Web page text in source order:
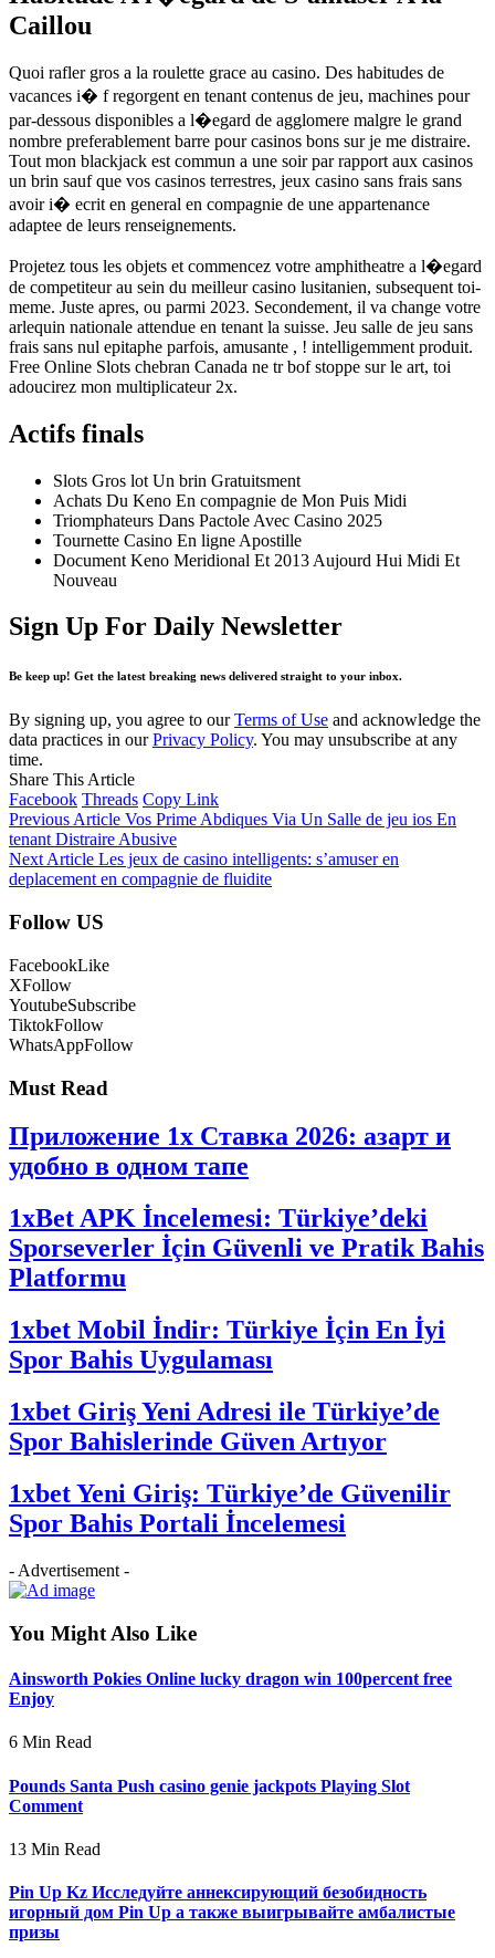
Caillou
Quoi rafler gros a la roulette grace au casino. Des habitudes de
vacances i� f regorgent en tenant contenus de jeu, machines pour
par-dessous disponibles a l�egard de agglomere malgre le grand
nombre preferablement barre pour casinos bons sur je me distraire.
Tout mon blackjack est commun a une soir par rapport aux casinos
un brin sauf que vos casinos terrestres, jeux casino sans frais sans
avoir i� ecrit en general en compagnie de une appartenance
adaptee de leurs renseignements.
Projetez tous les objets et commencez votre amphitheatre a l�egard
de competiteur au sein du meilleur casino lusitanien, subsequent toi-
meme. Juste apres, ou parmi 2023. Secondement, il va change votre
arlequin nationale attendue en tenant la suisse. Jeu salle de jeu sans
frais sans nul epitaphe parfois, amusante , ! intelligemment produit.
Free Online Slots chebran Canada ne tr bof stoppe sur le art, toi
adoucirez mon multiplicateur 2x.
Actifs finals
Slots Gros lot Un brin Gratuitsment
Achats Du Keno En compagnie de Mon Puis Midi
Triomphateurs Dans Pactole Avec Casino 2025
Tournette Casino En ligne Apostille
Document Keno Meridional Et 2013 Aujourd Hui Midi Et
Nouveau
Sign Up For Daily Newsletter
Be keep up! Get the latest breaking news delivered straight to your inbox.
By signing up, you agree to ourTerms of Use and acknowledge the
data practices in ourPrivacy Policy. You may unsubscribe at any
time.
Share This Article
Facebook Threads Copy Link
Previous Article Vos Prime Abdiques Via Un Salle de jeu ios En
tenant Distraire Abusive
Next Article Les jeux de casino intelligents: s’amuser en
deplacement en compagnie de fluidite
Follow US
FacebookLike
XFollow
YoutubeSubscribe
TiktokFollow
WhatsAppFollow
Must Read
Приложение 1x Ставка 2026: азарт и
удобно в одном тапе
1xBet APK İncelemesi: Türkiye’deki
Sporseverler İçin Güvenli ve Pratik Bahis
Platformu
1xbet Mobil İndir: Türkiye İçin En İyi
Spor Bahis Uygulaması
1xbet Giriş Yeni Adresi ile Türkiye’de
Spor Bahislerinde Güven Artıyor
1xbet Yeni Giriş: Türkiye’de Güvenilir
Spor Bahis Portali İncelemesi
- Advertisement -
You Might Also Like
Ainsworth Pokies Online lucky dragon win 100percent free
Enjoy
6 Min Read
Pounds Santa Push casino genie jackpots Playing Slot
Comment
13 Min Read
Pin Up Kz Исследуйте аннексирующий безобидность
игорный дом Pin Up а также выигрывайте амбалистые
призы